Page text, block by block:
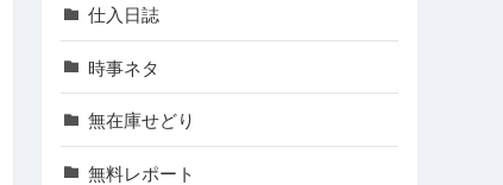
仕入日誌
時事ネタ
無在庫せどり
無料レポート